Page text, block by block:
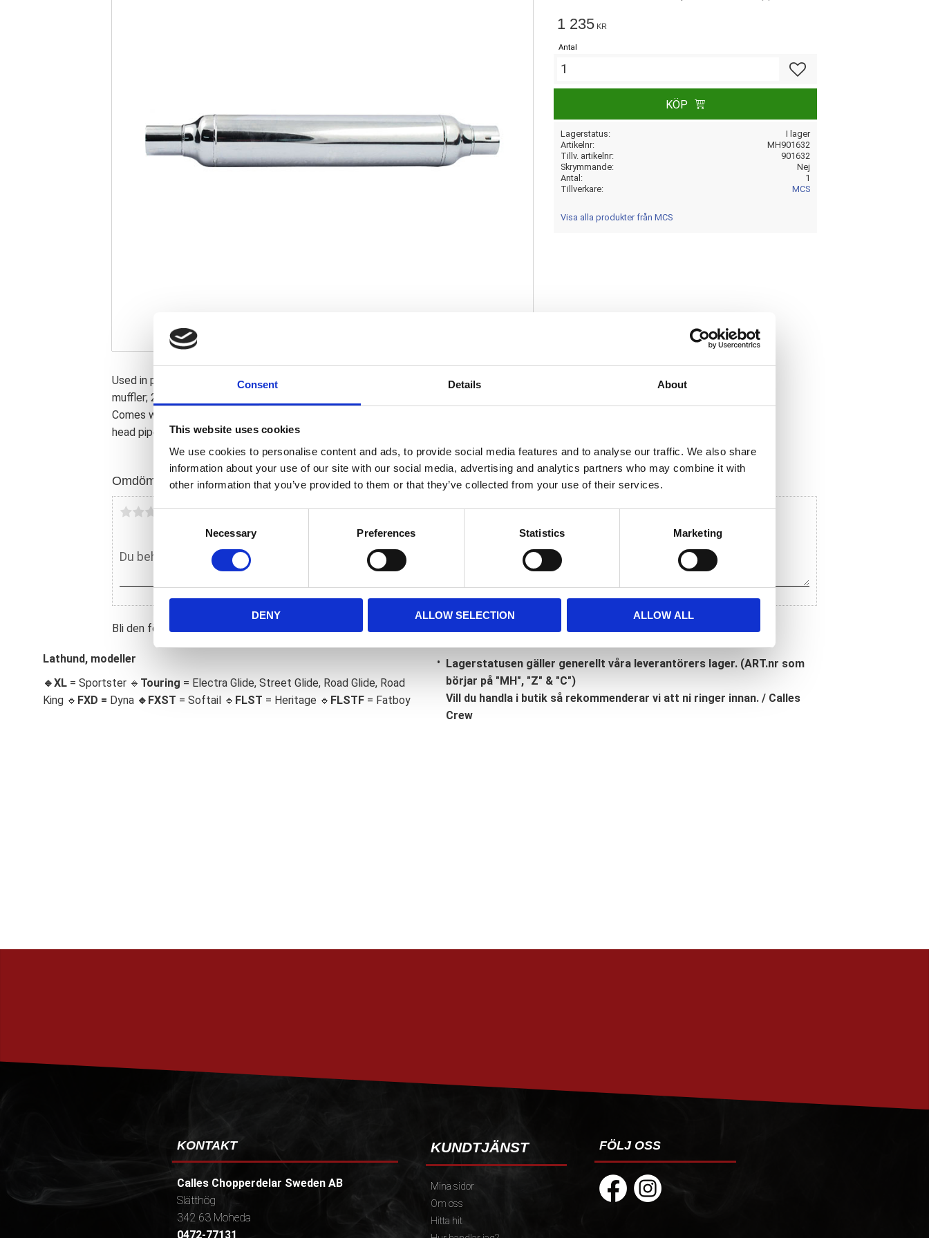
Consent Details About
This website uses cookies
We use cookies to personalise content and ads, to provide social media features and to analyse our traffic. We also share
information about your use of our site with our social media, advertising and analytics partners who may combine it with
other information that you’ve provided to them or that they’ve collected from your use of their services.
C
S
e
e
c
Necessary Preferences Statistics Marketing
DENY ALLOW SELECTION ALLOW ALL
1 235 KR
Antal
KÖP
Lagerstatus
I lager
Artikelnr
MH901632
Tillv. artikelnr
901632
Skrymmande
Nej
Antal
1
Tillverkare
MCS
Visa alla produkter från MCS
Used in past and used in the present for the true classic styling. 58-E78 style Touring
muffler; 22" (55.9 cm) long; made from chrome plated steel and used in 2-1 sytems.
Comes with all steel non-removable baffle. With 1 3/4" (4.4 cm) inlet fits all stock size
head pipes. The outside diameter of this muffler is 3 1/4" (8.3 cm).
Dela med dig
c
b
o
Omdömen
Du
Bli den första att lämna ett omdöme.
Lathund, modeller
🔹XL = Sportster 🔹 Touring = Electra Glide, Street Glide, Road Glide, Road
King 🔹 FXD = Dyna 🔹 FXST = Softail 🔹 FLST = Heritage 🔹 FLSTF = Fatboy
Lagerstatusen gäller generellt våra leverantörers lager. (ART.nr som
börjar på "MH", "Z" & "C")
Vill du handla i butik så rekommenderar vi att ni ringer innan. / Calles
Crew
KONTAKT
Calles Chopperdelar Sweden AB
Slätthög
342 63 Moheda
0472-77131
KUNDTJÄNST
Mina sidor
Om oss
Hitta hit
FÖLJ OSS